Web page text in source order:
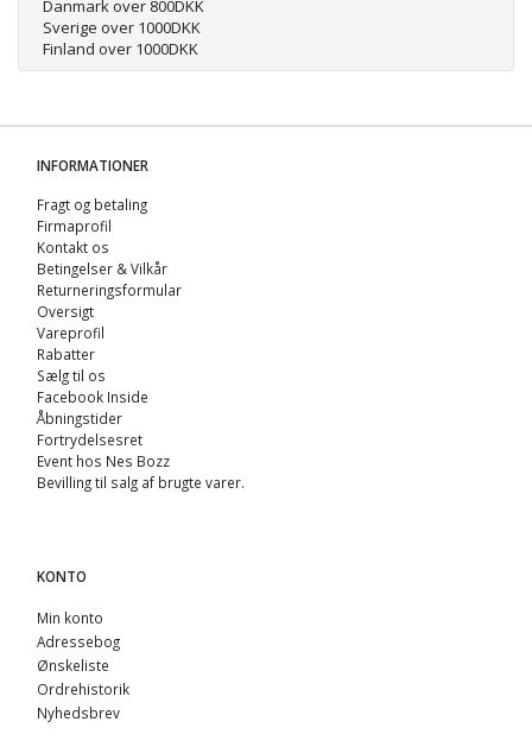
Danmark over 800DKK
Sverige over 1000DKK
Finland over 1000DKK
INFORMATIONER
Fragt og betaling
Firmaprofil
Kontakt os
Betingelser & Vilkår
Returneringsformular
Oversigt
Vareprofil
Rabatter
Sælg til os
Facebook Inside
Åbningstider
Fortrydelsesret
Event hos Nes Bozz
Bevilling til salg af brugte varer.
KONTO
Min konto
Adressebog
Ønskeliste
Ordrehistorik
Nyhedsbrev